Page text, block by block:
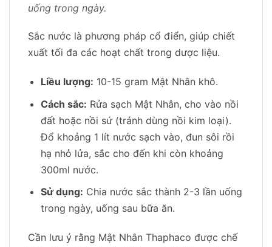
uống trong ngày.
Sắc nước là phương pháp cổ điển, giúp chiết
xuất tối đa các hoạt chất trong dược liệu.
Liều lượng: 10-15 gram Mật Nhân khô.
Cách sắc: Rửa sạch Mật Nhân, cho vào nồi
đất hoặc nồi sứ (tránh dùng nồi kim loại).
Đổ khoảng 1 lít nước sạch vào, đun sôi rồi
hạ nhỏ lửa, sắc cho đến khi còn khoảng
300ml nước.
Sử dụng: Chia nước sắc thành 2-3 lần uống
trong ngày, uống sau bữa ăn.
Cần lưu ý rằng Mật Nhân Thaphaco được chế